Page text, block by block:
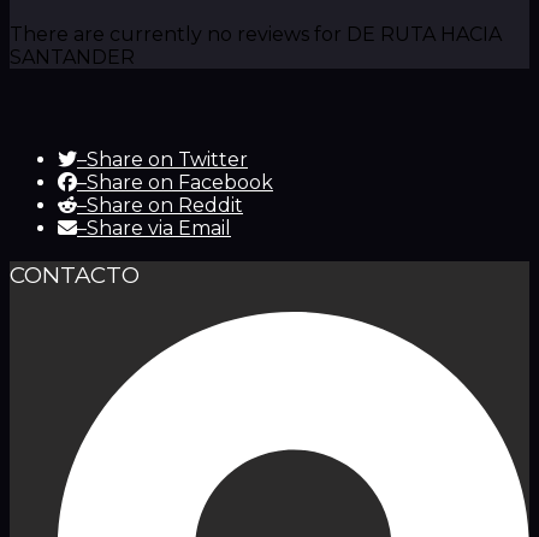
There are currently no reviews for DE RUTA HACIA
SANTANDER
–Share on Twitter
–Share on Facebook
–Share on Reddit
–Share via Email
CONTACTO